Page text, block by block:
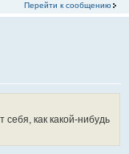
Перейти к сообщению
себя, как какой-нибудь